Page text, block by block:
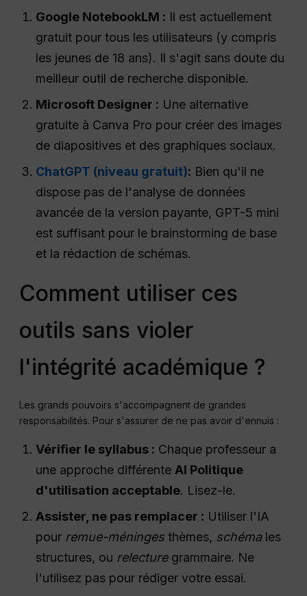
Google NotebookLM : Il est actuellement
gratuit pour tous les utilisateurs (y compris
les jeunes de 18 ans). Il s'agit sans doute du
meilleur outil de recherche disponible.
Microsoft Designer : Une alternative
gratuite à Canva Pro pour créer des images
de diapositives et des graphiques sociaux.
ChatGPT (niveau gratuit): Bien qu'il ne
dispose pas de l'analyse de données
avancée de la version payante, GPT-5 mini
est suffisant pour le brainstorming de base
et la rédaction de schémas.
Comment utiliser ces
outils sans violer
l'intégrité académique ?
Les grands pouvoirs s'accompagnent de grandes
responsabilités. Pour s'assurer de ne pas avoir d'ennuis :
Vérifier le syllabus : Chaque professeur a
une approche différente AI Politique
d'utilisation acceptable. Lisez-le.
Assister, ne pas remplacer : Utiliser l'IA
pour remue-méninges thèmes, schémales
structures, ou relecturegrammaire. Ne
l'utilisez pas pour rédiger votre essai.